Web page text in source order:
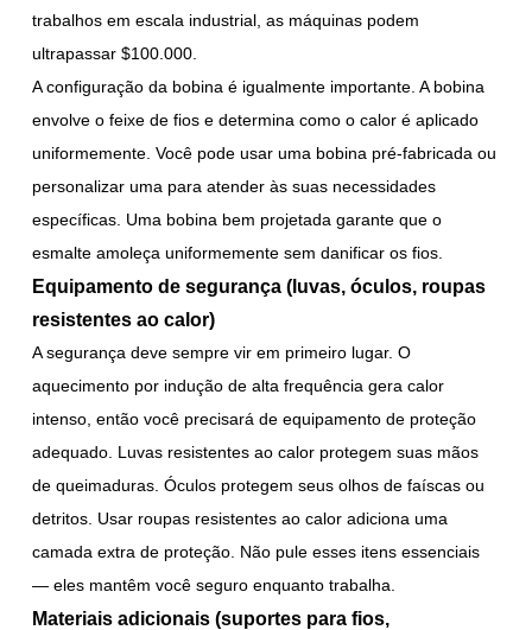
trabalhos em escala industrial, as máquinas podem
ultrapassar $100.000.
A configuração da bobina é igualmente importante. A bobina
envolve o feixe de fios e determina como o calor é aplicado
uniformemente. Você pode usar uma bobina pré-fabricada ou
personalizar uma para atender às suas necessidades
específicas. Uma bobina bem projetada garante que o
esmalte amoleça uniformemente sem danificar os fios.
Equipamento de segurança (luvas, óculos, roupas
resistentes ao calor)
A segurança deve sempre vir em primeiro lugar. O
aquecimento por indução de alta frequência gera calor
intenso, então você precisará de equipamento de proteção
adequado. Luvas resistentes ao calor protegem suas mãos
de queimaduras. Óculos protegem seus olhos de faíscas ou
detritos. Usar roupas resistentes ao calor adiciona uma
camada extra de proteção. Não pule esses itens essenciais
— eles mantêm você seguro enquanto trabalha.
Materiais adicionais (suportes para fios,